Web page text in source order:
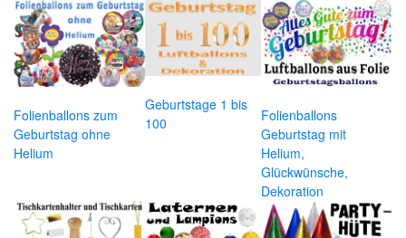
Folienballons zum
Geburtstag ohne
Helium
Geburtstage 1 bis
100
Folienballons
Geburtstag mit
Helium,
Glückwünsche,
Dekoration